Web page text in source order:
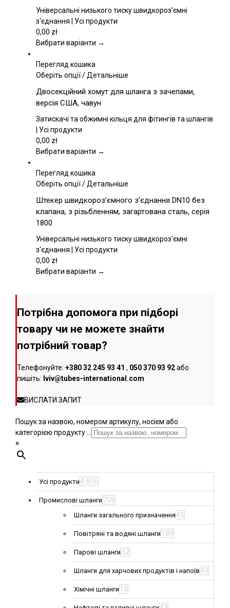
Параметри
можна
на
товару
Універсальні низького тиску швидкороз'ємні
з'єднання | Усі продукти
0,00 zł
Вибрати варіанти →
Перегляд кошика
Оберіть опціїЦей
має
кілька
варіантів.
Параметри
вибрати
сторінці
товару
/Детальніше
Двосекційний хомут для шланга з зачепами,
версія США, чавун
Затискачі та обжимні кільця для фітингів та шлангів
| Усі продукти
0,00 zł
Вибрати варіанти →
Перегляд кошика
Оберіть опціїЦей
має
кілька
Параметри
можна
на
/Детальніше
Штекер швидкороз’ємного з’єднання DN10 без
клапана, з різьбленням, загартована сталь, серія
1800
Універсальні низького тиску швидкороз'ємні
з'єднання | Усі продукти
0,00 zł
Вибрати варіанти →
Потрібна допомога при підборі
товару чи не можете знайти
потрібний товар?
Телефонуйте: +380 32 245 93 41 , 050 370 93 92або
пишіть: lviv@tubes-international.com
ВИСЛАТИ ЗАПИТ
Пошук за назвою, номером артикулу, носієм або
категорією продукту ...
×
Усі продукти4 606
Промислові шланги 708
Шланги загального призначення45
Повітряні та водяні шланги 189
Парові шланги 32
Шланги для харчових продуктів і напоїв43
Хімічні шланги 18